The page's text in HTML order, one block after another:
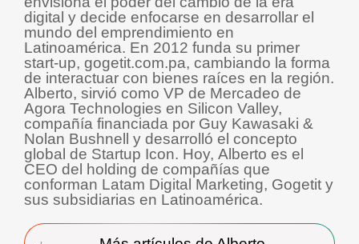
digital y decide enfocarse en desarrollar el
mundo del emprendimiento en
Latinoamérica. En 2012 funda su primer
start-up, gogetit.com.pa, cambiando la forma
de interactuar con bienes raíces en la región.
Alberto, sirvió como VP de Mercadeo de
Agora Technologies en Silicon Valley,
compañía financiada por Guy Kawasaki &
Nolan Bushnell y desarrolló el concepto
global de Startup Icon. Hoy, Alberto es el
CEO del holding de compañías que
conforman Latam Digital Marketing, Gogetit y
sus subsidiarias en Latinoamérica.